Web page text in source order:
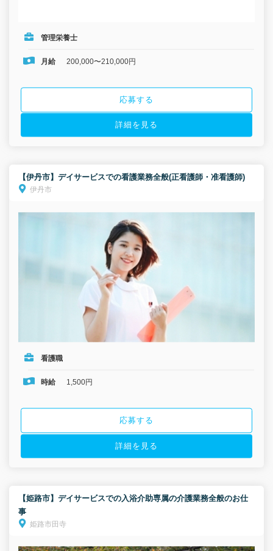
管理栄養士
月給 200,000〜210,000円
応募する
詳細を見る
【伊丹市】デイサービスでの看護業務全般(正看護師・准看護師)
伊丹市
看護職
時給 1,500円
応募する
詳細を見る
【姫路市】デイサービスでの入浴介助専属の介護業務全般のお仕
事
姫路市田寺